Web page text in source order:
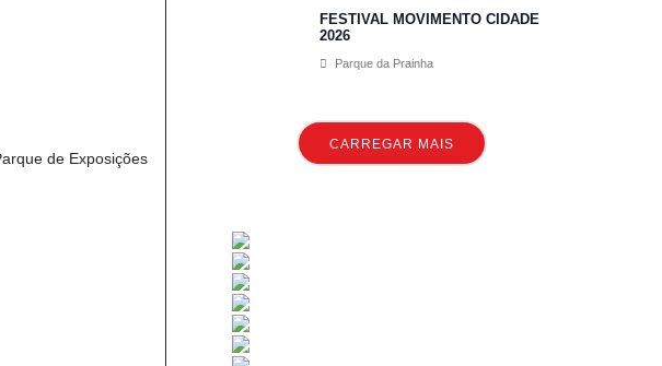
de Exposições
FESTIVAL MOVIMENTO CIDADE
2026
Parque da Prainha
CARREGAR MAIS